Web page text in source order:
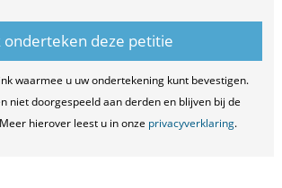
waarmee u uw ondertekening kunt bevestigen.
niet doorgespeeld aan derden en blijven bij de
hierover leest u in onze privacyverklaring.